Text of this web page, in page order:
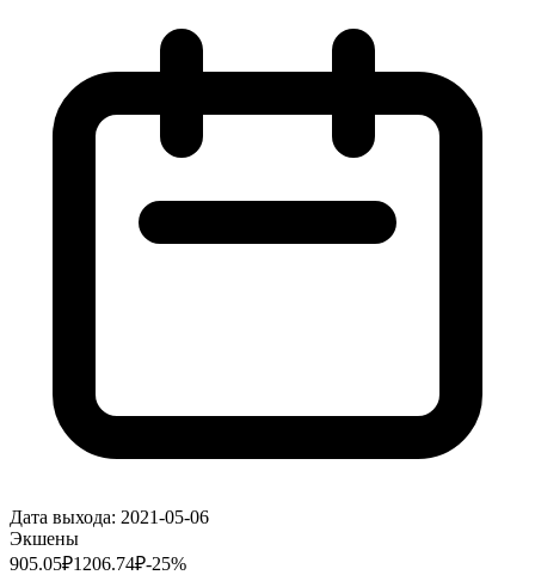
Дата выхода: 2021-05-06
Экшены
905.05₽1206.74₽-25%